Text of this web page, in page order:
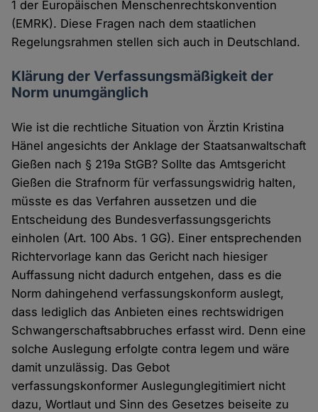
1 der Europäischen Menschenrechtskonvention
(EMRK). Diese Fragen nach dem staatlichen
Regelungsrahmen stellen sich auch in Deutschland.
Klärung der Verfassungsmäßigkeit der
Norm unumgänglich
Wie ist die rechtliche Situation von Ärztin Kristina
Hänel angesichts der Anklage der Staatsanwaltschaft
Gießen nach § 219a StGB? Sollte das Amtsgericht
Gießen die Strafnorm für verfassungswidrig halten,
müsste es das Verfahren aussetzen und die
Entscheidung des Bundesverfassungsgerichts
einholen (Art. 100 Abs. 1 GG). Einer entsprechenden
Richtervorlage kann das Gericht nach hiesiger
Auffassung nicht dadurch entgehen, dass es die
Norm dahingehend verfassungskonform auslegt,
dass lediglich das Anbieten eines rechtswidrigen
Schwangerschaftsabbruches erfasst wird. Denn eine
solche Auslegung erfolgte contra legem und wäre
damit unzulässig. Das Gebot
verfassungskonformer Auslegunglegitimiert nicht
dazu, Wortlaut und Sinn des Gesetzes beiseite zu